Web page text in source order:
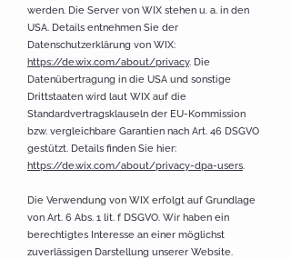
werden. Die Server von WIX stehen u. a. in den
USA. Details entnehmen Sie der
Datenschutzerklärung von WIX:
https://de.wix.com/about/privacy. Die
Datenübertragung in die USA und sonstige
Drittstaaten wird laut WIX auf die
Standardvertragsklauseln der EU-Kommission
bzw. vergleichbare Garantien nach Art. 46 DSGVO
gestützt. Details finden Sie hier:
https://de.wix.com/about/privacy-dpa-users.
Die Verwendung von WIX erfolgt auf Grundlage
von Art. 6 Abs. 1 lit. f DSGVO. Wir haben ein
berechtigtes Interesse an einer möglichst
zuverlässigen Darstellung unserer Website.